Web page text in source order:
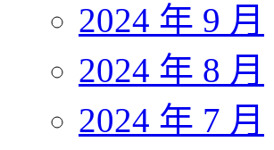
2024 年 9 月
2024 年 8 月
2024 年 7 月